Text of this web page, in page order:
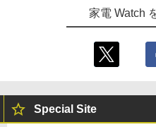
家電 Watch
Special Site